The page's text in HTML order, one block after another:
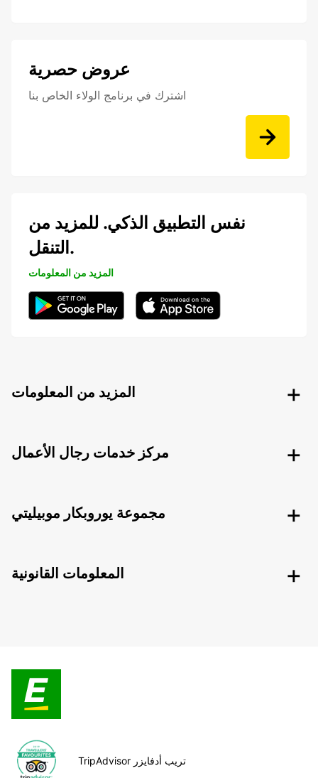
عروض حصرية
اشترك في برنامج الولاء الخاص بنا
نفس التطبيق الذكي. للمزيد من
التنقل.
المزيد من المعلومات
المزيد من المعلومات
مركز خدمات رجال الأعمال
مجموعة يوروبكار موبيليتي
المعلومات القانونية
TripAdvisor تريب أدفايزر